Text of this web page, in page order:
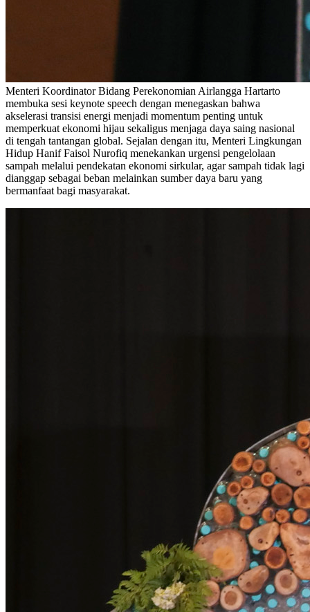
Menteri Koordinator Bidang Perekonomian Airlangga Hartarto
membuka sesi keynote speech dengan menegaskan bahwa
akselerasi transisi energi menjadi momentum penting untuk
memperkuat ekonomi hijau sekaligus menjaga daya saing nasional
di tengah tantangan global. Sejalan dengan itu, Menteri Lingkungan
Hidup Hanif Faisol Nurofiq menekankan urgensi pengelolaan
sampah melalui pendekatan ekonomi sirkular, agar sampah tidak lagi
dianggap sebagai beban melainkan sumber daya baru yang
bermanfaat bagi masyarakat.